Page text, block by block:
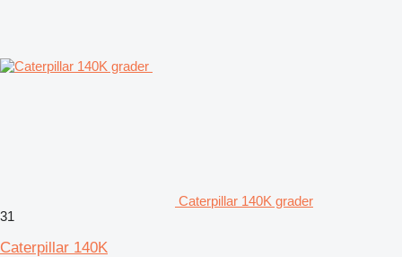
Caterpillar 140K grader
31
Caterpillar 140K